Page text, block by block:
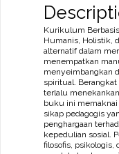
Kurikulum
Humanis, Holistik,
alternatif dalam
menempatkan
menyeimbangkan
spiritual.
terlalu
buku ini memaknai
sikap pedagogis
penghargaan
kepedulian sosial.
filosofis, psikologis,